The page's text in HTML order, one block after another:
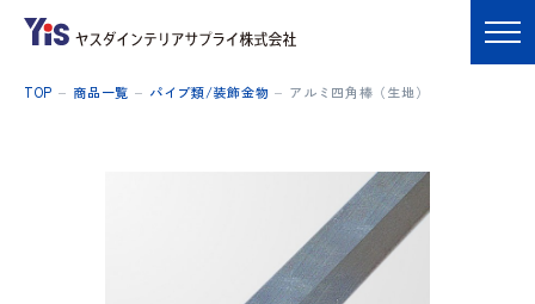
TOP 商品一覧 パイプ類/装飾金物 アルミ四角棒（生地）